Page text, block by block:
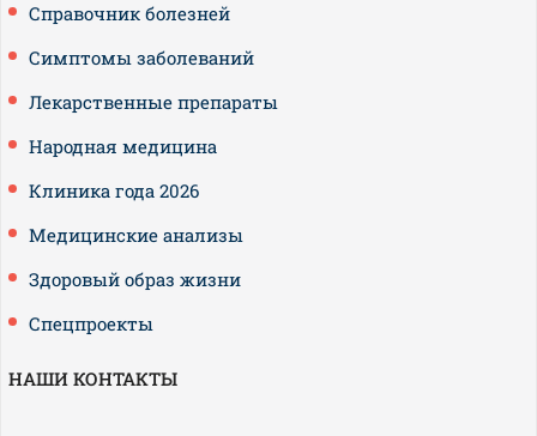
Справочник болезней
Симптомы заболеваний
Лекарственные препараты
Народная медицина
Клиника года 2026
Медицинские анализы
Здоровый образ жизни
Спецпроекты
НАШИ КОНТАКТЫ